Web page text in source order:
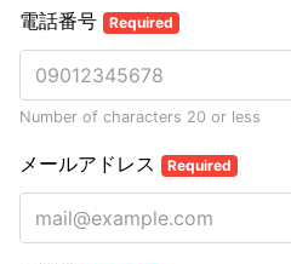
電話番号 Required
Number of characters 20 or less
メールアドレス Required